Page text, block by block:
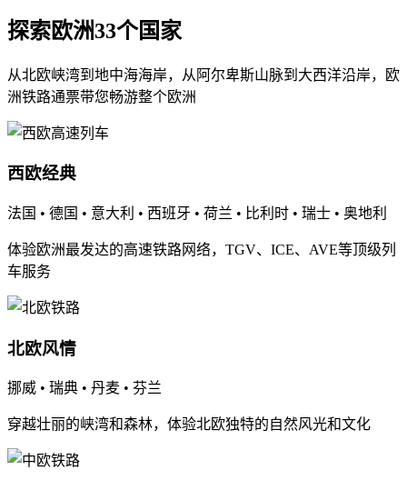
探索欧洲33个国家
从北欧峡湾到地中海海岸，从阿尔卑斯山脉到大西洋沿岸，欧
洲铁路通票带您畅游整个欧洲
西欧经典
法国 • 德国 • 意大利 • 西班牙 • 荷兰 • 比利时 • 瑞士 • 奥地利
体验欧洲最发达的高速铁路网络，TGV、ICE、AVE等顶级列
车服务
北欧风情
挪威 • 瑞典 • 丹麦 • 芬兰
穿越壮丽的峡湾和森林，体验北欧独特的自然风光和文化